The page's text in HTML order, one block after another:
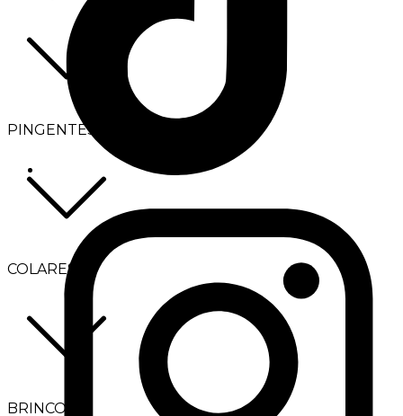
PINGENTES
COLARES
BRINCOS